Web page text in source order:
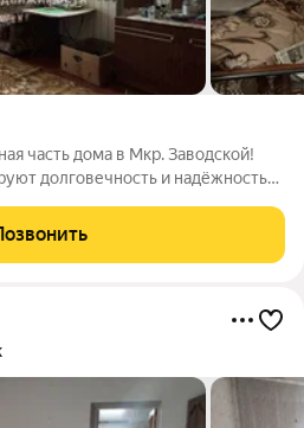
часть дома в Мкр. Заводской!
долговечность и надёжность